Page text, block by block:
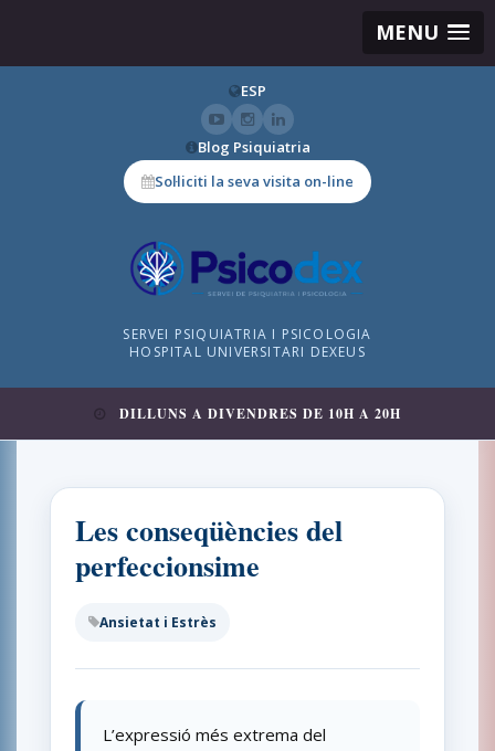
MENU
ESP
Blog Psiquiatria
Sol·liciti la seva visita on-line
SERVEI PSIQUIATRIA I PSICOLOGIA
HOSPITAL UNIVERSITARI DEXEUS
DILLUNS A DIVENDRES DE 10H A 20H
Les conseqüències del
perfeccionsime
Ansietat i Estrès
L’expressió més extrema del